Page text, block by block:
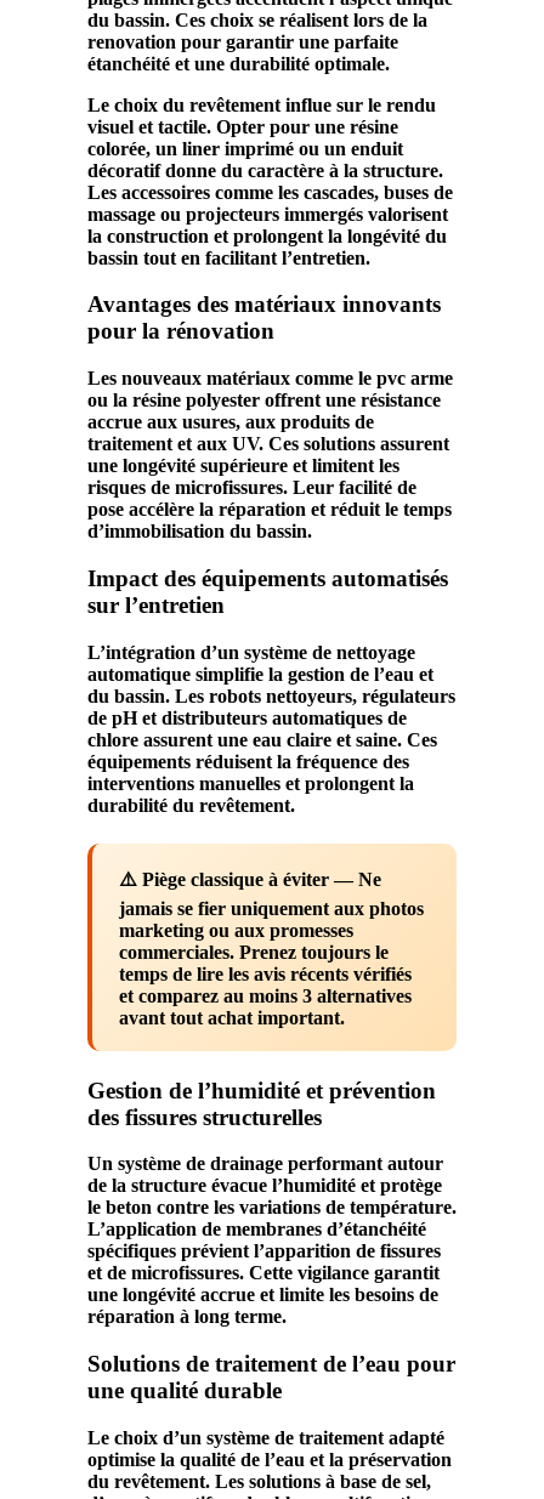
du bassin. Ces choix se réalisent lors de la
renovation pour garantir une parfaite
étanchéité et une durabilité optimale.
Le choix du revêtement influe sur le rendu
visuel et tactile. Opter pour une résine
colorée, un liner imprimé ou un enduit
décoratif donne du caractère à la structure.
Les accessoires comme les cascades, buses de
massage ou projecteurs immergés valorisent
la construction et prolongent la longévité du
bassin tout en facilitant l’entretien.
Avantages des matériaux innovants
pour la rénovation
Les nouveaux matériaux comme le pvc arme
ou la résine polyester offrent une résistance
accrue aux usures, aux produits de
traitement et aux UV. Ces solutions assurent
une longévité supérieure et limitent les
risques de microfissures. Leur facilité de
pose accélère la réparation et réduit le temps
d’immobilisation du bassin.
Impact des équipements automatisés
sur l’entretien
L’intégration d’un système de nettoyage
automatique simplifie la gestion de l’eau et
du bassin. Les robots nettoyeurs, régulateurs
de pH et distributeurs automatiques de
chlore assurent une eau claire et saine. Ces
équipements réduisent la fréquence des
interventions manuelles et prolongent la
durabilité du revêtement.
⚠️ Piège classique à éviter— Ne
jamais se fier uniquement aux photos
marketing ou aux promesses
commerciales. Prenez toujours le
temps de lire les avis récents vérifiés
et comparez au moins 3 alternatives
avant tout achat important.
Gestion de l’humidité et prévention
des fissures structurelles
Un système de drainage performant autour
de la structure évacue l’humidité et protège
le beton contre les variations de température.
L’application de membranes d’étanchéité
spécifiques prévient l’apparition de fissures
et de microfissures. Cette vigilance garantit
une longévité accrue et limite les besoins de
réparation à long terme.
Solutions de traitement de l’eau pour
une qualité durable
Le choix d’un système de traitement adapté
optimise la qualité de l’eau et la préservation
du revêtement. Les solutions à base de sel,